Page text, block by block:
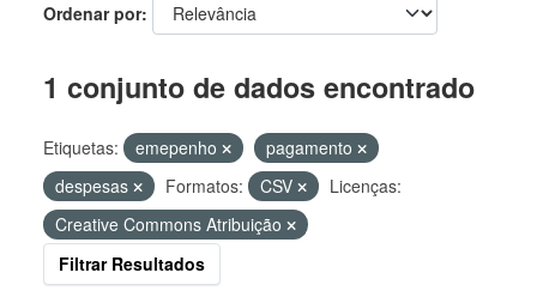
Ordenar por
1 conjunto de dados encontrado
Etiquetas: emepenho
pagamento
despesas
Formatos: CSV
Licenças:
Creative Commons Atribuição
Filtrar Resultados